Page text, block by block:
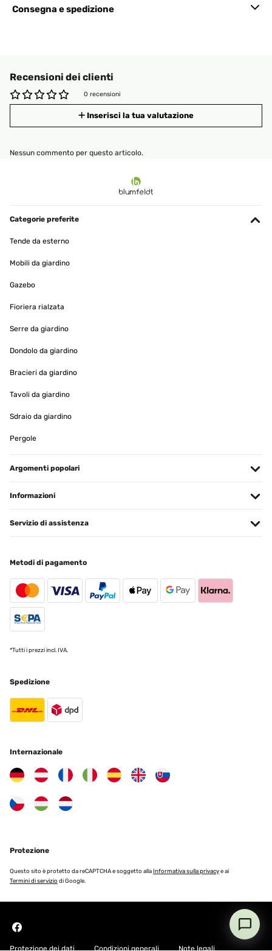
Consegna e spedizione
Recensioni dei clienti
0 recensioni
Inserisci la tua valutazione
Nessun commento per questo articolo.
Categorie preferite
Tende da esterno
Mobili da giardino
Gazebo
Fioriera rialzata
Serre da giardino
Dondolo da giardino
Bracieri da giardino
Tavoli da giardino
Sdraio da giardino
Pergole
Argomenti popolari
Informazioni
Servizio di assistenza
Metodi di pagamento
*Tutti i prezzi incl. IVA.
Spedizione
Internazionale
Protezione
Questo sito è protetto da reCAPTCHA e soggetto alla Informativa sulla privacye ai
Termini di servizio di Google.
Protezione dei dati Condizioni generali Note legali